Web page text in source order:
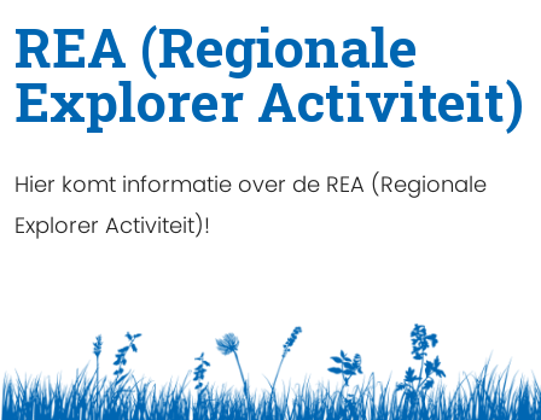
REA (Regionale
Explorer Activiteit)
Hier komt informatie over de REA (Regionale
Explorer Activiteit)!